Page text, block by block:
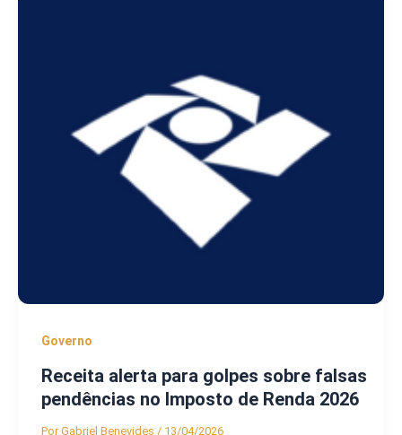
Governo
Receita alerta para golpes sobre falsas
pendências no Imposto de Renda 2026
PorGabriel Benevides / 13/04/2026